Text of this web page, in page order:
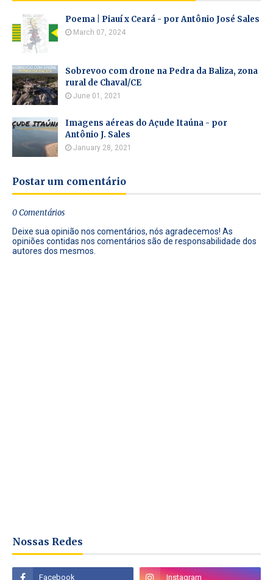
Poema | Piauí x Ceará - por Antônio José Sales
March 07, 2024
Sobrevoo com drone na Pedra da Baliza, zona
rural de Chaval/CE
June 01, 2021
Imagens aéreas do Açude Itaúna - por
Antônio J. Sales
January 28, 2021
Postar um comentário
0 Comentários
Deixe sua opinião nos comentários, nós agradecemos! As
opiniões contidas nos comentários são de responsabilidade dos
autores dos mesmos.
Nossas Redes